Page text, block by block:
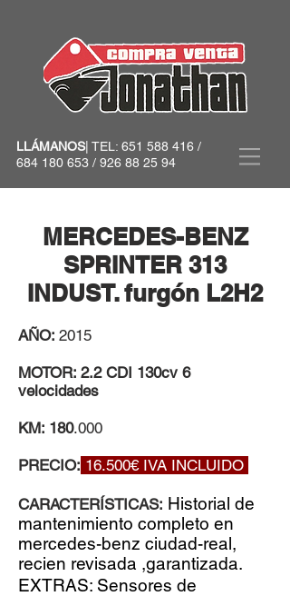
LLÁMANOS| TEL: 651 588 416 /
684 180 653 / 926 88 25 94
MERCEDES-BENZ
SPRINTER 313
INDUST. furgón L2H2
AÑO: 2015
MOTOR: 2.2 CDI 130cv 6
velocidades
KM: 180.000
PRECIO: 16.500€ IVA INCLUIDO
CARACTERÍSTICAS: Historial de
mantenimiento completo en
mercedes-benz ciudad-real,
recien revisada ,garantizada.
EXTRAS: Sensores de